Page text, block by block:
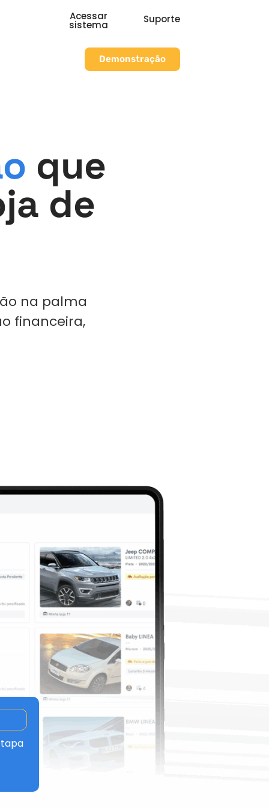
Acessar
sistema Suporte
Demonstração
que
de
na palma
financeira,